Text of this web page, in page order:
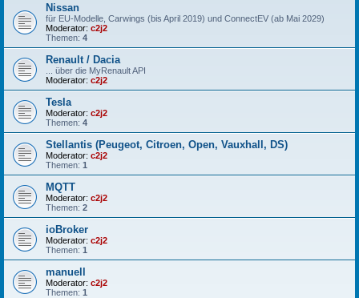
Nissan
für EU-Modelle, Carwings (bis April 2019) und ConnectEV (ab Mai 2029)
Moderator: c2j2
Themen: 4
Renault / Dacia
... über die MyRenault API
Moderator: c2j2
Tesla
Moderator: c2j2
Themen: 4
Stellantis (Peugeot, Citroen, Open, Vauxhall, DS)
Moderator: c2j2
Themen: 1
MQTT
Moderator: c2j2
Themen: 2
ioBroker
Moderator: c2j2
Themen: 1
manuell
Moderator: c2j2
Themen: 1